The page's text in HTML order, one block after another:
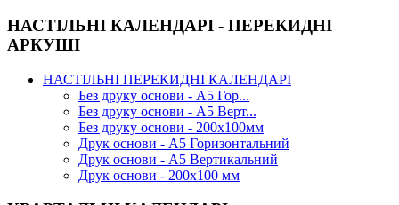
НАСТІЛЬНІ КАЛЕНДАРІ - ПЕРЕКИДНІ
АРКУШІ
НАСТІЛЬНІ ПЕРЕКИДНІ КАЛЕНДАРІ
Без друку основи - А5 Гор...
Без друку основи - А5 Верт...
Без друку основи - 200х100мм
Друк основи - А5 Горизонтальний
Друк основи - А5 Вертикальний
Друк основи - 200х100 мм